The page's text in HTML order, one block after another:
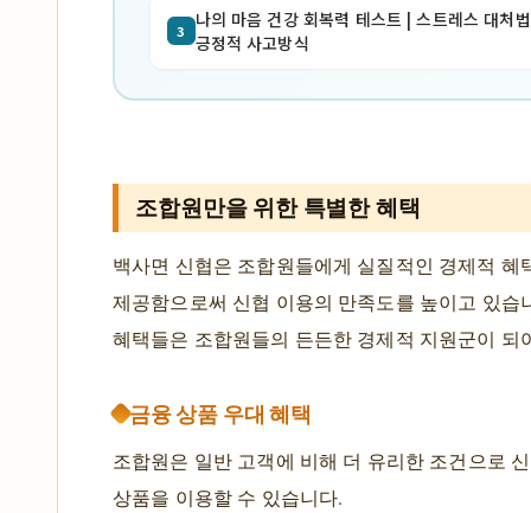
3 나의 마음 건강 회복력 테스트 | 스트레스 대처
긍정적 사고방식
조합원만을 위한 특별한 혜택
백사면 신협은 조합원들에게 실질적인 경제적 혜
제공함으로써 신협 이용의 만족도를 높이고 있습
혜택들은 조합원들의 든든한 경제적 지원군이 되
금융 상품 우대 혜택
조합원은 일반 고객에 비해 더 유리한 조건으로
상품을 이용할 수 있습니다.